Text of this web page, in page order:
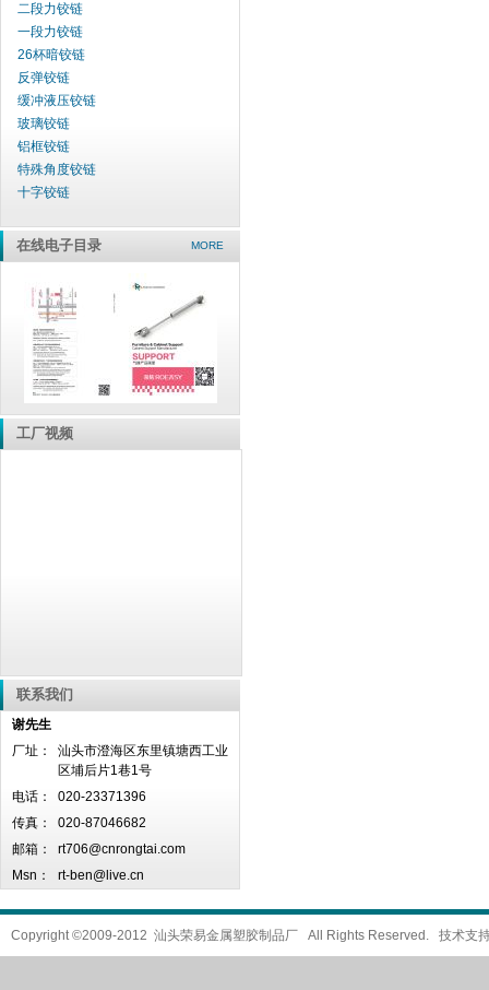
二段力铰链
一段力铰链
26杯暗铰链
反弹铰链
缓冲液压铰链
玻璃铰链
铝框铰链
特殊角度铰链
十字铰链
在线电子目录 MORE
工厂视频
联系我们
谢先生
厂址：
汕头市澄海区东里镇塘西工业
区埔后片1巷1号
电话：
020-23371396
传真：
020-87046682
邮箱：
rt706@cnrongtai.com
Msn：
rt-ben@live.cn
Copyright ©2009-2012 汕头荣易金属塑胶制品厂 All Rights Reserved. 技术支